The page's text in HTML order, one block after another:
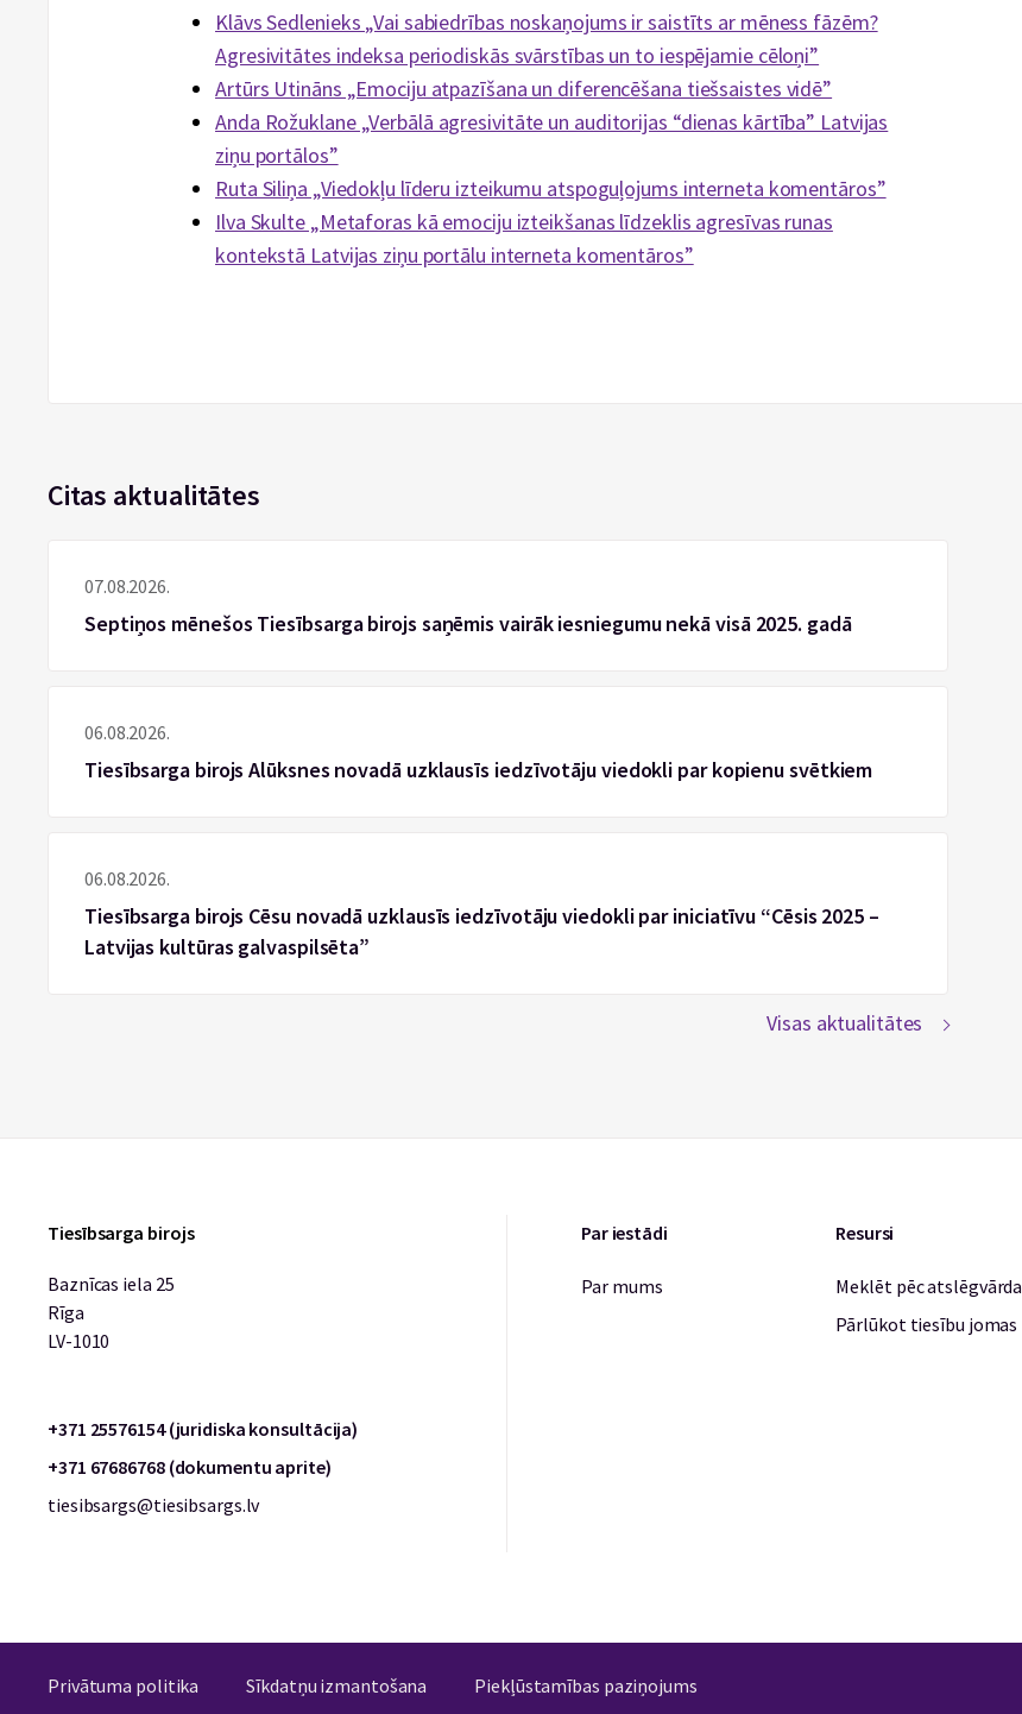
Klāvs Sedlenieks „Vai sabiedrības noskaņojums ir saistīts ar mēness fāzēm?
Agresivitātes indeksa periodiskās svārstības un to iespējamie cēloņi”
Artūrs Utināns „Emociju atpazīšana un diferencēšana tiešsaistes vidē”
Anda Rožuklane „Verbālā agresivitāte un auditorijas “dienas kārtība” Latvijas
ziņu portālos”
Ruta Siliņa „Viedokļu līderu izteikumu atspoguļojums interneta komentāros”
Ilva Skulte „Metaforas kā emociju izteikšanas līdzeklis agresīvas runas
kontekstā Latvijas ziņu portālu interneta komentāros”
Citas aktualitātes
07.08.2026.
Septiņos mēnešos Tiesībsarga birojs saņēmis vairāk iesniegumu nekā visā 2025. gadā
06.08.2026.
Tiesībsarga birojs Alūksnes novadā uzklausīs iedzīvotāju viedokli par kopienu svētkiem
06.08.2026.
Tiesībsarga birojs Cēsu novadā uzklausīs iedzīvotāju viedokli par iniciatīvu “Cēsis 2025 –
Latvijas kultūras galvaspilsēta”
Visas aktualitātes
Tiesībsarga birojs
Baznīcas iela 25
Rīga
LV-1010
+371 25576154 (juridiska konsultācija)
+371 67686768 (dokumentu aprite)
tiesibsargs@tiesibsargs.lv
Par iestādi
Par mums
Resursi
Meklēt pēc atslēgvārda
Pārlūkot tiesību jomas
Privātuma politika Sīkdatņu izmantošana Piekļūstamības paziņojums